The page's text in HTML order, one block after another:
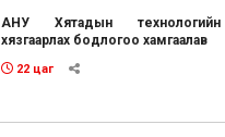
АНУ Хятадын
хязгаарлах бодлогоо хамгаалав
22 цаг